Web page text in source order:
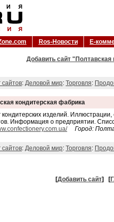
Ros-Новости Е-
Добавить сайт "Полтавская
сайтов: Деловой мир: Торговля:
кондитерская фабрика
кондитерских изделий.
Информация о предприятии.
Город:
сайтов: Деловой мир: Торговля:
[Добавить сайт] [